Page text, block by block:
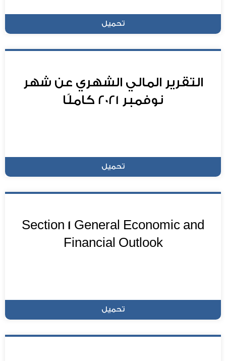
تحميل
التقرير المالي الشهري عن شهر
نوفمبر 2021 كاملًا
تحميل
Section 1 General Economic and
Financial Outlook
تحميل